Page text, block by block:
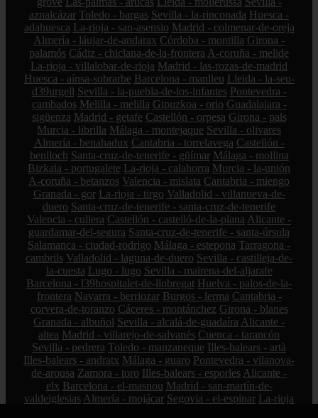
aznalcázar Toledo - bargas Sevilla - la-rinconada Huesca -
adahuesca La-rioja - san-asensio Madrid - colmenar-de-oreja
Almería - láujar-de-andarax Córdoba - montilla Girona -
palamós Cádiz - chiclana-de-la-frontera A-coruña - melide
La-rioja - villalobar-de-rioja Madrid - las-rozas-de-madrid
Huesca - aínsa-sobrarbe Barcelona - manlleu Lleida - la-seu-
d39urgell Sevilla - la-puebla-de-los-infantes Pontevedra -
cambados Melilla - melilla Gipuzkoa - orio Guadalajara -
sigüenza Madrid - getafe Castellón - orpesa Girona - pals
Murcia - librilla Málaga - montejaque Sevilla - olivares
Almería - benahadux Cantabria - torrelavega Castellón -
benlloch Santa-cruz-de-tenerife - güímar Málaga - mollina
Bizkaia - portugalete La-rioja - calahorra Murcia - la-unión
A-coruña - betanzos Valencia - mislata Cantabria - miengo
Granada - gor La-rioja - tirgo Valladolid - villanueva-de-
duero Santa-cruz-de-tenerife - santa-cruz-de-tenerife
Valencia - cullera Castellón - castelló-de-la-plana Alicante -
guardamar-del-segura Santa-cruz-de-tenerife - santa-úrsula
Salamanca - ciudad-rodrigo Málaga - estepona Tarragona -
cambrils Valladolid - laguna-de-duero Sevilla - castilleja-de-
la-cuesta Lugo - lugo Sevilla - mairena-del-aljarafe
Barcelona - l39hospitalet-de-llobregat Huelva - palos-de-la-
frontera Navarra - berriozar Burgos - lerma Cantabria -
corvera-de-toranzo Cáceres - montánchez Girona - blanes
Granada - albuñol Sevilla - alcalá-de-guadaíra Alicante -
altea Madrid - villarejo-de-salvanés Cuenca - tarancón
Sevilla - pedrera Toledo - manzaneque Illes-balears - artà
Illes-balears - andratx Málaga - guaro Pontevedra - vilanova-
de-arousa Zamora - toro Illes-balears - esporles Alicante -
elx Barcelona - el-masnou Madrid - san-martín-de-
valdeiglesias Almería - mojácar Segovia - el-espinar La-rioja